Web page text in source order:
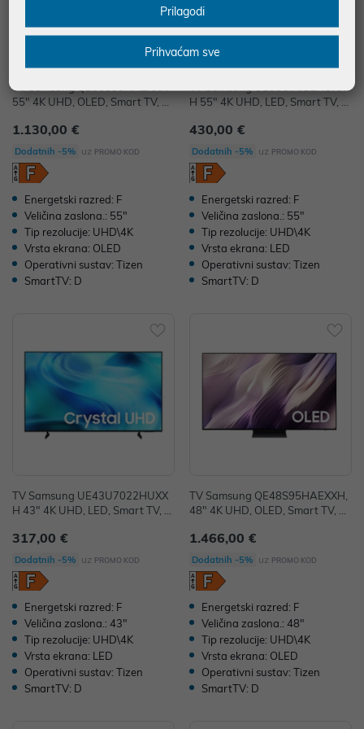
TV Samsung QE55S85HAEXXH
55" 4K UHD, OLED, Smart TV, Q
1.130,00 €
Dodatnih -5% uz PROMO KOD
Energetski razred: F
Veličina zaslona.: 55"
Tip rezolucije: UHD\4K
Vrsta ekrana: OLED
Operativni sustav: Tizen
SmartTV: D
H 55" 4K UHD, LED, Smart TV, U
430,00 €
Dodatnih -5% uz PROMO KOD
Energetski razred: F
Veličina zaslona.: 55"
Tip rezolucije: UHD\4K
Vrsta ekrana: LED
Operativni sustav: Tizen
SmartTV: D
TV Samsung UE43U7022HUXX
H 43" 4K UHD, LED, Smart TV, U
317,00 €
Dodatnih -5% uz PROMO KOD
Energetski razred: F
Veličina zaslona.: 43"
Tip rezolucije: UHD\4K
Vrsta ekrana: LED
Operativni sustav: Tizen
SmartTV: D
TV Samsung QE48S95HAEXXH,
48" 4K UHD, OLED, Smart TV, Q
1.466,00 €
Dodatnih -5% uz PROMO KOD
Energetski razred: F
Veličina zaslona.: 48"
Tip rezolucije: UHD\4K
Vrsta ekrana: OLED
Operativni sustav: Tizen
SmartTV: D
Prilagodi
Prihvaćam sve